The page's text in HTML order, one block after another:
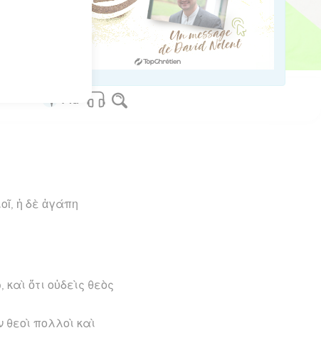
Bible Software - sblgnt.com
ἡ δὲ ἀγάπη
ὅτι οὐδεὶς θεὸς
θεοὶ πολλοὶ καὶ